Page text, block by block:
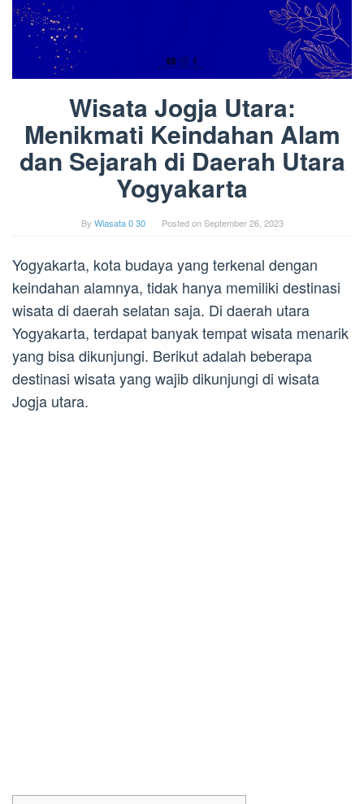
Wisata Jogja Utara:
Menikmati Keindahan Alam
dan Sejarah di Daerah Utara
Yogyakarta
By Wiasata 0 30 Posted onSeptember 26, 2023
Yogyakarta, kota budaya yang terkenal dengan
keindahan alamnya, tidak hanya memiliki destinasi
wisata di daerah selatan saja. Di daerah utara
Yogyakarta, terdapat banyak tempat wisata menarik
yang bisa dikunjungi. Berikut adalah beberapa
destinasi wisata yang wajib dikunjungi di wisata
Jogja utara.